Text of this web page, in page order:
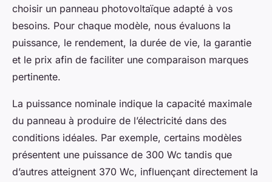
choisir un panneau photovoltaïque adapté à vos
besoins. Pour chaque modèle, nous évaluons la
puissance, le rendement, la durée de vie, la garantie
et le prix afin de faciliter une comparaison marques
pertinente.
La puissance nominale indique la capacité maximale
du panneau à produire de l’électricité dans des
conditions idéales. Par exemple, certains modèles
présentent une puissance de 300 Wc tandis que
d’autres atteignent 370 Wc, influençant directement la